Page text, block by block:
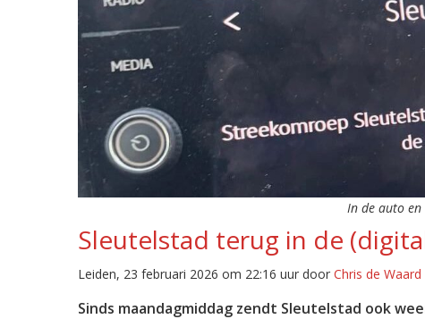
In de auto en
Sleutelstad terug in de
Leiden, 23 februari 2026 om 22:16 uur door Chris de Waard
Sinds maandagmiddag zendt Sleutelstad ook